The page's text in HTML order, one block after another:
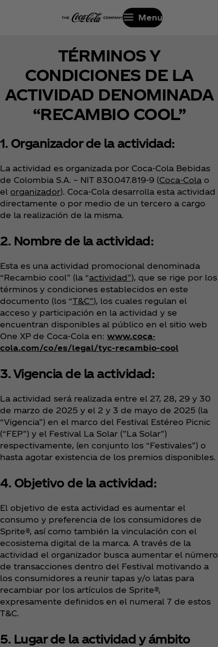
Menu
TÉRMINOS Y
CONDICIONES DE LA
ACTIVIDAD DENOMINADA
“RECAMBIO COOL”
1. Organizador de la actividad:
La actividad es organizada por Coca‑Cola Bebidas
de Colombia S.A. – NIT 830.047.819-9 (Coca‑Cola o
el organizador). Coca‑Cola desarrolla esta actividad
directamente o por medio de un tercero a cargo
de la realización de la misma.
2. Nombre de la actividad:
Esta es una actividad promocional denominada
“Recambio cool” (la “actividad”), que se rige por los
términos y condiciones establecidos en este
documento (los “T&C”), los cuales regulan el
acceso y participación en la actividad y se
encuentran disponibles al público en el sitio web
One XP de Coca‑Cola en: www.coca-
cola.com/co/es/legal/tyc-recambio-cool
3. Vigencia de la actividad:
La actividad será realizada entre el 27, 28, 29 y 30
de marzo de 2025 y el 2 y 3 de mayo de 2025 (la
“Vigencia”) en el marco del Festival Estéreo Picnic
(“FEP”) y el Festival La Solar (”La Solar”)
respectivamente, (en conjunto los “Festivales”) o
hasta agotar existencia de los premios disponibles.
4. Objetivo de la actividad:
El objetivo de esta actividad es aumentar el
consumo y preferencia de los consumidores de
Sprite®, así como también la vinculación con el
ecosistema digital de la marca. A través de la
actividad el organizador busca aumentar el número
de transacciones dentro del Festival motivando a
los consumidores a reunir tapas y/o latas para
recambiar por los artículos de Sprite®,
expresamente definidos en el numeral 7 de estos
T&C.
5. Lugar de la actividad y ámbito